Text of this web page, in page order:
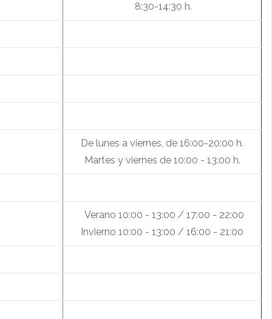
8:30-14:30 h.
De lunes a viernes, de 16:00-20:00 h.
Martes y viernes de 10:00 - 13:00 h.
Verano 10:00 - 13:00 / 17:00 - 22:00
Invierno 10:00 - 13:00 / 16:00 - 21:00